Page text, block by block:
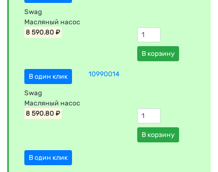
Swag
Масляный насос
8 590.80 ₽
В корзину
В один клик 10990014
Swag
Масляный насос
8 590.80 ₽
В корзину
В один клик